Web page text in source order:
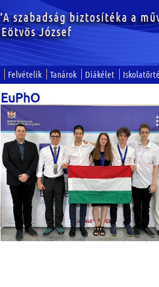
Felvételik Tanárok Diákélet
EuPhO